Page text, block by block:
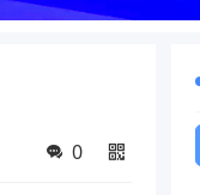
0